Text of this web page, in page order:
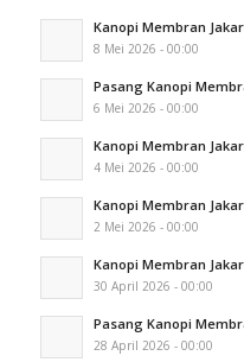
Kanopi Membran
8 Mei 2026 - 00:00
Pasang Kanopi
6 Mei 2026 - 00:00
Kanopi Membran
4 Mei 2026 - 00:00
Kanopi Membran
2 Mei 2026 - 00:00
Kanopi Membran
30 April 2026 - 00:00
Pasang Kanopi
28 April 2026 - 00:00